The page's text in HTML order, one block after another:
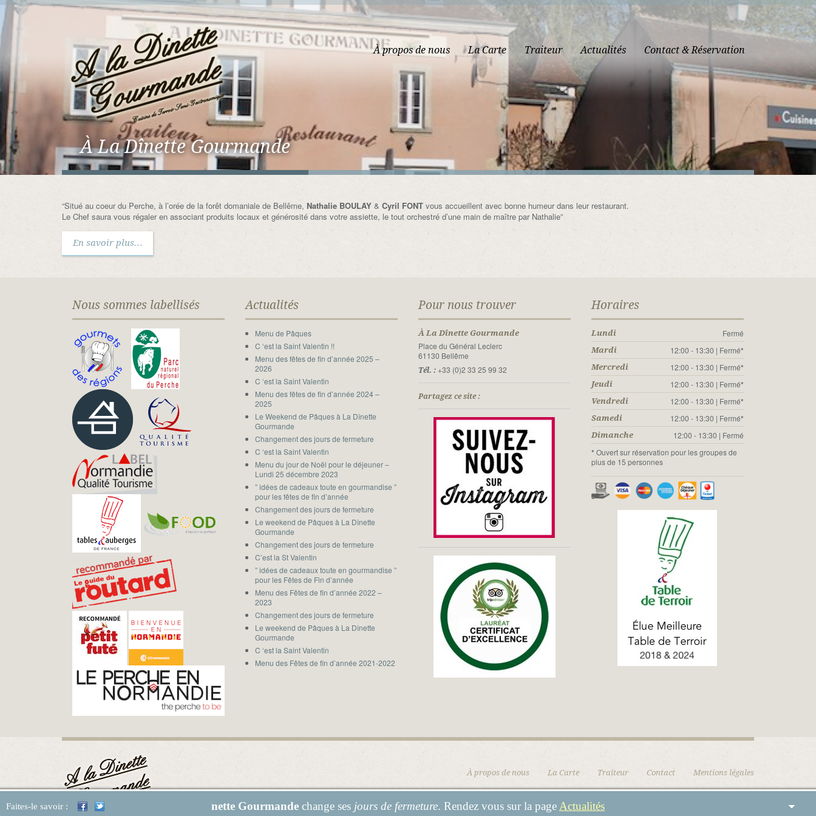
Faites-le savoir : À la Dînette Gourmande change ses jours de fermeture. Rendez vous sur la page Actualités
À propos de nous La Carte Traiteur Actualités Contact & Réservation
À La Dînette Gourmande
“Situé au coeur du Perche, à l’orée de la forêt domaniale de Bellême, Nathalie BOULAY & Cyril FONT vous accueillent avec bonne humeur dans leur restaurant.
Le Chef saura vous régaler en associant produits locaux et générosité dans votre assiette, le tout orchestré d’une main de maître par Nathalie”
En savoir plus…
Nous sommes labellisés Actualités
Menu de Pâques
C ‘est la Saint Valentin !!
Menu des fêtes de fin d’année 2025 –
2026
C ‘est la Saint Valentin
Menu des fêtes de fin d’année 2024 –
2025
Le Weekend de Pâques à La Dînette
Gourmande
Changement des jours de fermeture
C ‘est la Saint Valentin
Menu du jour de Noël pour le déjeuner –
Lundi 25 décembre 2023
” idées de cadeaux toute en gourmandise ”
pour les fêtes de fin d’année
Changement des jours de fermeture
Le weekend de Pâques à La Dînette
Gourmande
Changement des jours de fermeture
C’est la St Valentin
” idées de cadeaux toute en gourmandise ”
pour les Fêtes de Fin d’année
Menu des Fêtes de fin d’année 2022 –
2023
Changement des jours de fermeture
Le weekend de Pâques à La Dînette
Gourmande
C ‘est la Saint Valentin
Menu des Fêtes de fin d’année 2021-2022
Pour nous trouver
À La Dînette Gourmande
Place du Général Leclerc
61130 Bellême
Tél. : +33 (0)2 33 25 99 32
Partagez ce site :
Horaires
Lundi Fermé
Mardi 12:00 - 13:30 | Fermé*
Mercredi 12:00 - 13:30 | Fermé*
Jeudi 12:00 - 13:30 | Fermé*
Vendredi 12:00 - 13:30 | Fermé*
Samedi 12:00 - 13:30 | Fermé*
Dimanche 12:00 - 13:30 | Fermé
* Ouvert sur réservation pour les groupes de
plus de 15 personnes
À propos de nous La Carte Traiteur Contact Mentions légales